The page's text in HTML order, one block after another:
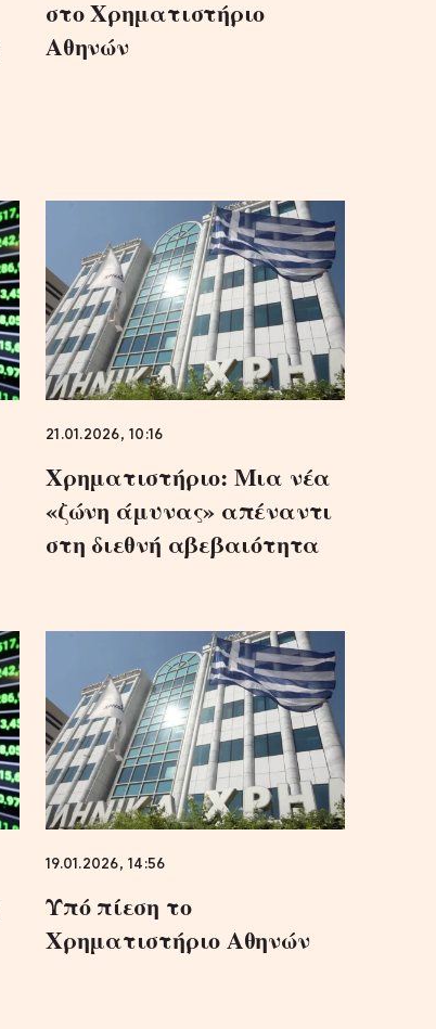
στο Χρηματιστήριο
Αθηνών
21.01.2026, 10:16
Χρηματιστήριο: Μια νέα
«ζώνη άμυνας» απέναντι
στη διεθνή αβεβαιότητα
19.01.2026, 14:56
Υπό πίεση το
Χρηματιστήριο Αθηνών